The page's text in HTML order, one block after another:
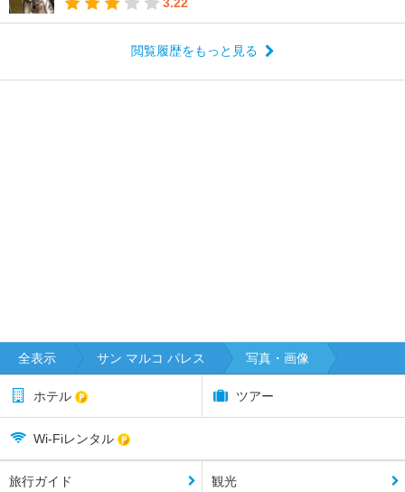
閲覧履歴をもっと見る
全表示 サン マルコ パレス 写真・画像
ホテル ツアー
Wi-Fiレンタル
旅行ガイド 観光